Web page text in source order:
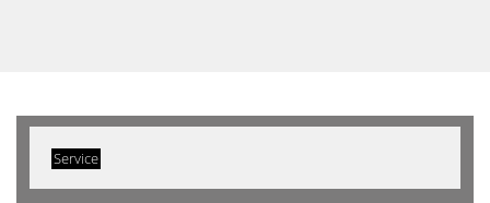
Service